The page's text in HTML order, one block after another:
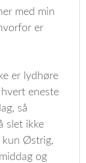
med min
er
er lydhøre
eneste
så
slet ikke
kun Østrig,
og